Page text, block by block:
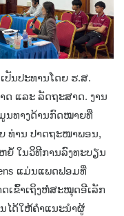
ນປະທານໂດຍ ຮ.ສ.
ດ ແລະ ລັດຖະສາດ. ງານ
ນທາງດ້ານກົດໝາຍທີ່
ທ່ານ ປາດຖະໜາພອນ,
ຍໍ້ ໃນວິທີການລົງທະບຽນ
ແມ່ນແພດຟອມທີ່
ເຂົ້າເຖິງຫໍສະໝຸດອີເລັກ
ໄດ້ໃຫ້ຄໍາແນະນໍາຜູ້